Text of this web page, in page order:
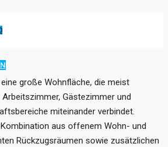
große Wohnfläche, die meist
Gästezimmer und
miteinander verbindet.
aus offenem Wohn- und
Rückzugsräumen sowie zusätzlichen